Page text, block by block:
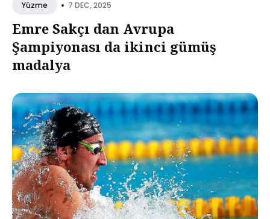
Yüzme • 7 DEC, 2025
Emre Sakçı dan Avrupa
Şampiyonası da ikinci gümüş
madalya